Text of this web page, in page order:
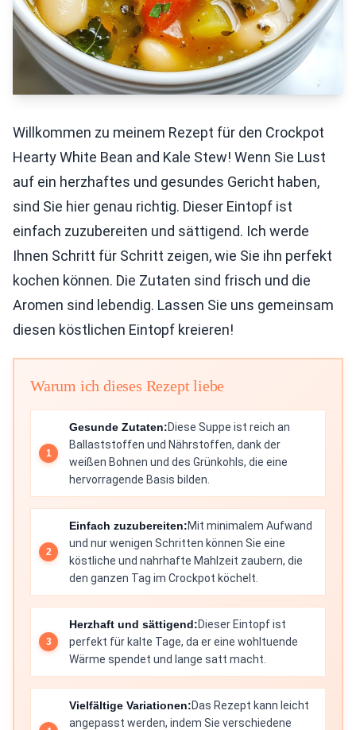
Willkommen zu meinem Rezept für den Crockpot
Hearty White Bean and Kale Stew! Wenn Sie Lust
auf ein herzhaftes und gesundes Gericht haben,
sind Sie hier genau richtig. Dieser Eintopf ist
einfach zuzubereiten und sättigend. Ich werde
Ihnen Schritt für Schritt zeigen, wie Sie ihn perfekt
kochen können. Die Zutaten sind frisch und die
Aromen sind lebendig. Lassen Sie uns gemeinsam
diesen köstlichen Eintopf kreieren!
Warum ich dieses Rezept liebe
Gesunde Zutaten:Diese Suppe ist reich an
Ballaststoffen und Nährstoffen, dank der
weißen Bohnen und des Grünkohls, die eine
hervorragende Basis bilden.
Einfach zuzubereiten:Mit minimalem Aufwand
und nur wenigen Schritten können Sie eine
köstliche und nahrhafte Mahlzeit zaubern, die
den ganzen Tag im Crockpot köchelt.
Herzhaft und sättigend:Dieser Eintopf ist
perfekt für kalte Tage, da er eine wohltuende
Wärme spendet und lange satt macht.
Vielfältige Variationen:Das Rezept kann leicht
angepasst werden, indem Sie verschiedene